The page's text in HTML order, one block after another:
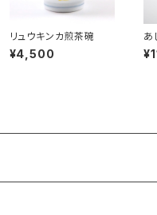
リュウキンカ煎茶碗
¥4,500
あ